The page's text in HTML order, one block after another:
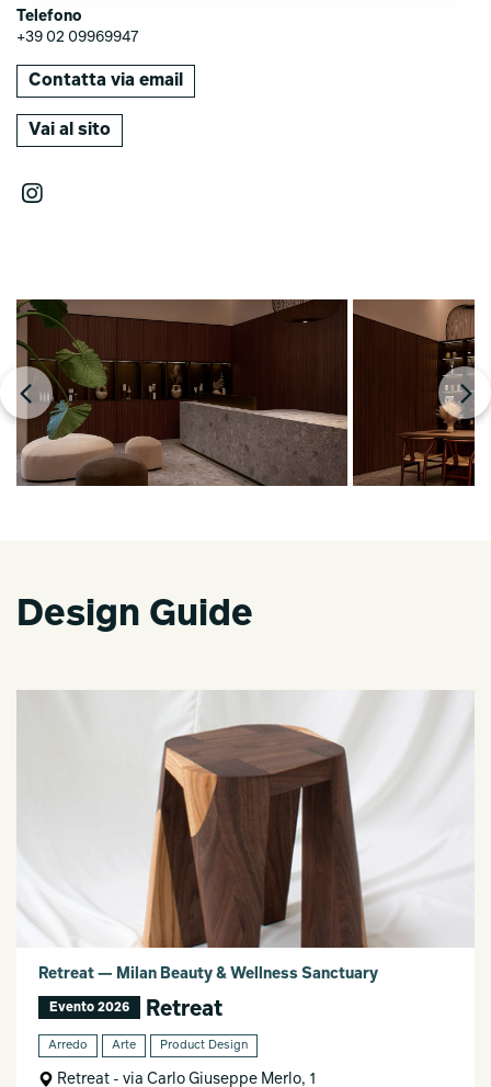
Telefono
+39 02 09969947
Contatta via email
Vai al sito
Design Guide
Retreat — Milan Beauty & Wellness Sanctuary
Evento 2026 Retreat
Arredo Arte Product Design
Retreat - via Carlo Giuseppe Merlo, 1